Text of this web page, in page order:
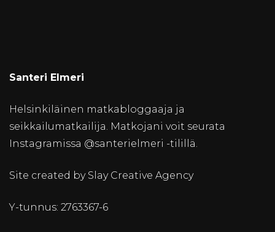
Santeri Elmeri
Helsinkiläinen matkabloggaaja ja
seikkailumatkailija. Matkojani voit seurata
Instagramissa @santerielmeri -tilillä.
Site created by Slay Creative Agency
Y-tunnus: 2763367-6